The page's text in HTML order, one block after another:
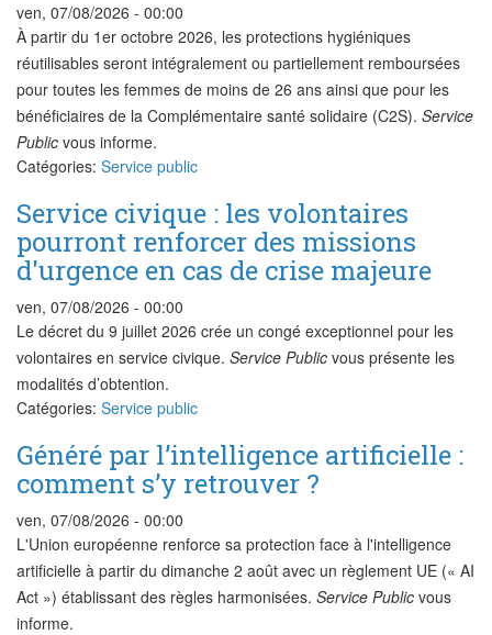
ven, 07/08/2026 - 00:00
À partir du 1er octobre 2026, les protections hygiéniques
réutilisables seront intégralement ou partiellement remboursées
pour toutes les femmes de moins de 26 ans ainsi que pour les
bénéficiaires de la Complémentaire santé solidaire (C2S). Service
Public vous informe.
Catégories: Service public
Service civique : les volontaires
pourront renforcer des missions
d'urgence en cas de crise majeure
ven, 07/08/2026 - 00:00
Le décret du 9 juillet 2026 crée un congé exceptionnel pour les
volontaires en service civique. Service Public vous présente les
modalités d’obtention.
Catégories: Service public
Généré par l’intelligence artificielle :
comment s’y retrouver ?
ven, 07/08/2026 - 00:00
L'Union européenne renforce sa protection face à l'intelligence
artificielle à partir du dimanche 2 août avec un règlement UE (« AI
Act ») établissant des règles harmonisées. Service Public vous
informe.